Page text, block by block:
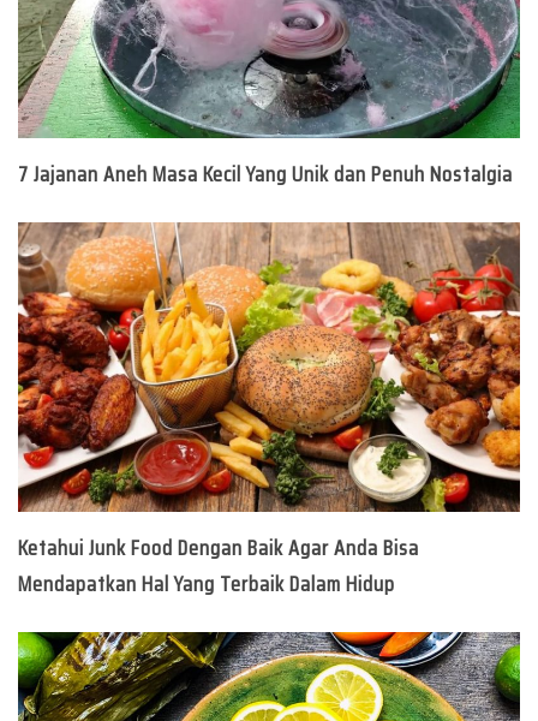
7 Jajanan Aneh Masa Kecil Yang Unik dan Penuh Nostalgia
Ketahui Junk Food Dengan Baik Agar Anda Bisa
Mendapatkan Hal Yang Terbaik Dalam Hidup